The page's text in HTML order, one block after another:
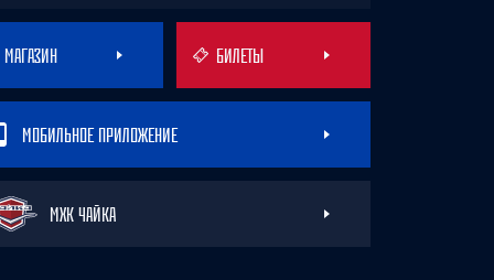
МАГАЗИН БИЛЕТЫ
МОБИЛЬНОЕ ПРИЛОЖЕНИЕ
МХК ЧАЙКА